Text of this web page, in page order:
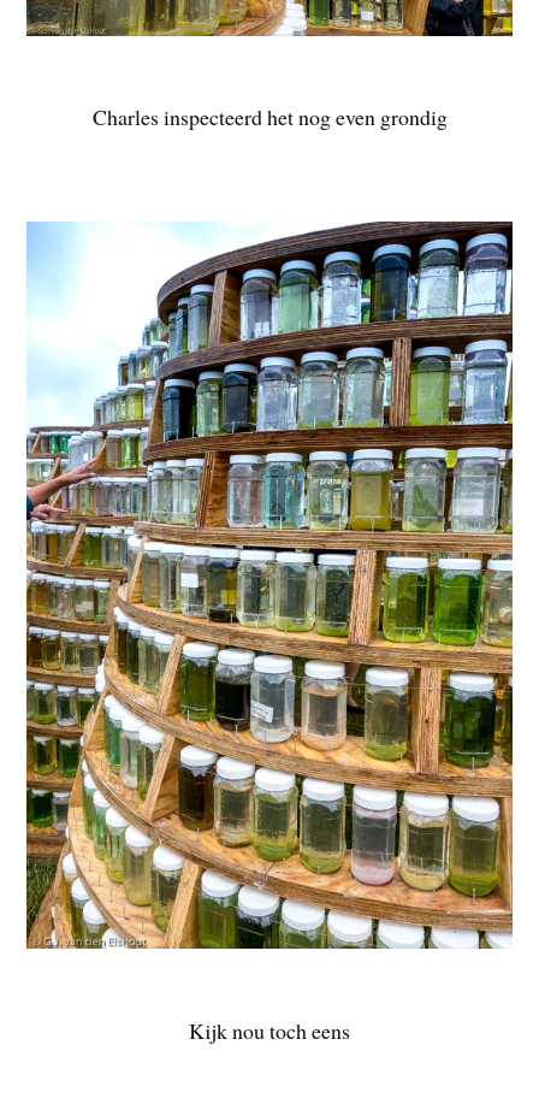
Charles inspecteerd het nog even grondig
Kijk nou toch eens